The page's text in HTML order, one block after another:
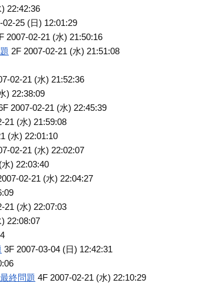
22:42:36
02-25 (日) 12:01:29
2007-02-21 (水) 21:50:16
2F 2007-02-21 (水) 21:51:08
02-21 (水) 21:52:36
) 22:38:09
2007-02-21 (水) 22:45:39
21 (水) 21:59:08
(水) 22:01:10
02-21 (水) 22:02:07
) 22:03:40
02-21 (水) 22:04:27
21 (水) 22:07:03
22:08:07
3F 2007-03-04 (日) 12:42:31
終問題 4F 2007-02-21 (水) 22:10:29